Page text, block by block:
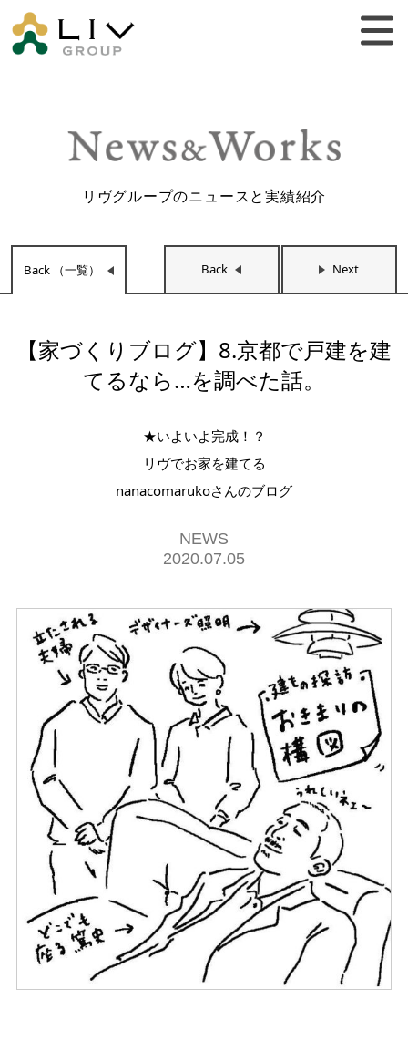
リヴグループのニュースと実績紹介
Back （一覧） Back Next
【家づくりブログ】8.京都で戸建を建
てるなら…を調べた話。
★いよいよ完成！？
リヴでお家を建てる
nanacomarukoさんのブログ
NEWS
2020.07.05